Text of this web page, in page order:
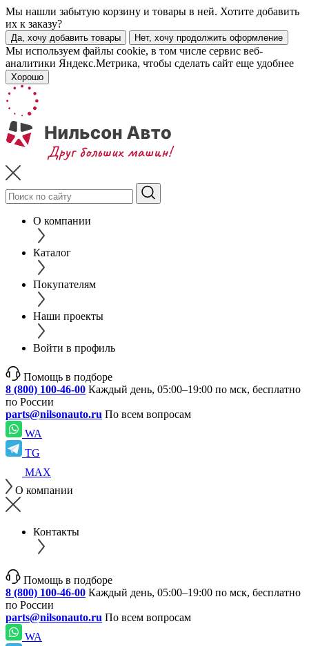
Мы нашли забытую корзину и товары в ней. Хотите добавить
их к заказу?
Да, хочу добавить товары Нет, хочу продолжить оформление
Мы используем файлы cookie, в том числе сервис веб-
аналитики Яндекс.Метрика, чтобы сделать сайт еще удобнее
Хорошо
О компании
Каталог
Покупателям
Наши проекты
Войти в профиль
Помощь в подборе
8 (800) 100-46-00 Каждый день, 05:00–19:00 по мск, бесплатно
по России
parts@nilsonauto.ru По всем вопросам
WA
TG
MAX
О компании
Контакты
Помощь в подборе
8 (800) 100-46-00 Каждый день, 05:00–19:00 по мск, бесплатно
по России
parts@nilsonauto.ru По всем вопросам
WA